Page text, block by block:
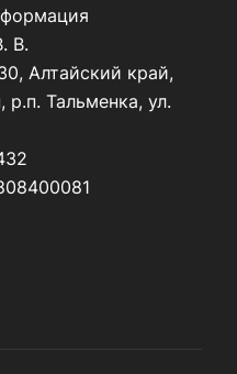
В.
Алтайский край,
Тальменка, ул.